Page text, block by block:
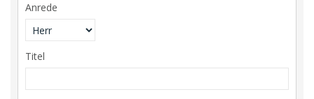
Anrede
Titel